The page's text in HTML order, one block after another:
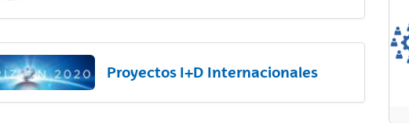
Proyectos I+D Internacionales